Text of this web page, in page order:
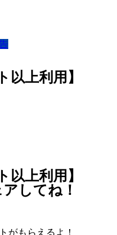
以上利用】
以上利用】
してね！
がもらえるよ！